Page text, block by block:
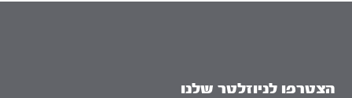
הצטרפו לניוזלטר שלנו